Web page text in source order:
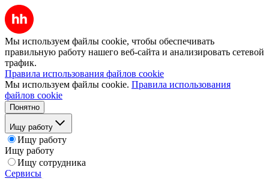
Мы используем файлы cookie, чтобы обеспечивать
правильную работу нашего веб-сайта и анализировать сетевой
трафик.
Правила использования файлов cookie
Мы используем файлы cookie. Правила использования
файлов cookie
Понятно
Ищу работу
Ищу работу
Ищу работу
Ищу сотрудника
Сервисы